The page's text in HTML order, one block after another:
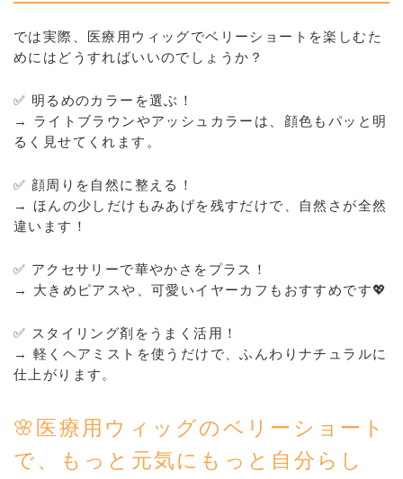
では実際、医療用ウィッグでベリーショートを楽しむた
めにはどうすればいいのでしょうか？
✅ 明るめのカラーを選ぶ！
→ ライトブラウンやアッシュカラーは、顔色もパッと明
るく見せてくれます。
✅ 顔周りを自然に整える！
→ ほんの少しだけもみあげを残すだけで、自然さが全然
違います！
✅ アクセサリーで華やかさをプラス！
→ 大きめピアスや、可愛いイヤーカフもおすすめです💖
✅ スタイリング剤をうまく活用！
→ 軽くヘアミストを使うだけで、ふんわりナチュラルに
仕上がります。
🌸医療用ウィッグのベリーショート
で、もっと元気にもっと自分らし